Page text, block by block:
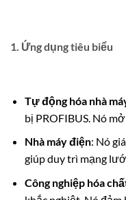
1. Ứng dụng tiêu biểu
Tự động hóa nhà
bị PROFIBUS. Nó mở
Nhà máy điện: Nó
giúp duy trì mạng
Công nghiệp hóa